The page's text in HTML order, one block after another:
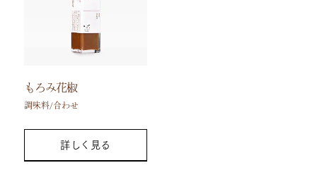
もろみ花椒
調味料/合わせ
詳しく見る